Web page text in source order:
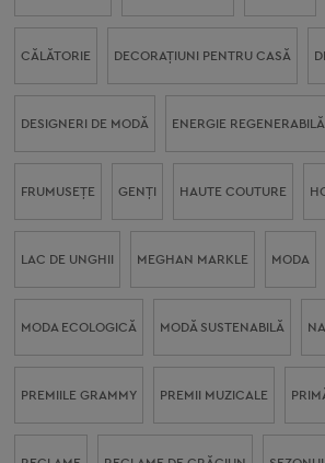
CĂLĂTORIE DECORAŢIUNI PENTRU CASĂ
DESIGNERI DE MODĂ ENERGIE REGENERABILĂ
FRUMUSEȚE GENŢI HAUTE COUTURE
LAC DE UNGHII MEGHAN MARKLE MODA
MODA ECOLOGICĂ MODĂ SUSTENABILĂ
PREMIILE GRAMMY PREMII MUZICALE